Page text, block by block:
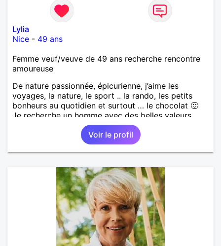
Lylia
Nice - 49 ans
Femme veuf/veuve de 49 ans recherche rencontre
amoureuse
De nature passionnée, épicurienne, j’aime les
voyages, la nature, le sport .. la rando, les petits
bonheurs au quotidien et surtout … le chocolat 🙂
Je recherche un homme avec des belles valeurs,
respectueux, bienveillant. Une jolie rencontre, un
feeling, une connexion, pour vivre une belle histoire
d’amour et profiter de ce que la vie peut nous offrir
de plus beau en retour. Je tiens à préciser, que je
ne fume pas.
Voir le profil